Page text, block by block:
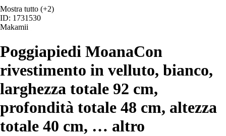
Mostra tutto (+2)
ID: 1731530
Makamii
Poggiapiedi MoanaCon
rivestimento in velluto, bianco,
larghezza totale 92 cm,
profondità totale 48 cm, altezza
totale 40 cm, … altro